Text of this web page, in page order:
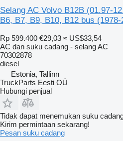
Selang AC Volvo B12B (01.97-
B6, B7, B9, B10, B12 bus (1978-
Rp 599.400 €29,03 ≈ US$33,54
AC dan suku cadang - selang AC
70302878
diesel
Estonia, Tallinn
TruckParts Eesti OÜ
Hubungi penjual
Tidak dapat menemukan suku
Kirim permintaan sekarang!
Pesan suku cadang